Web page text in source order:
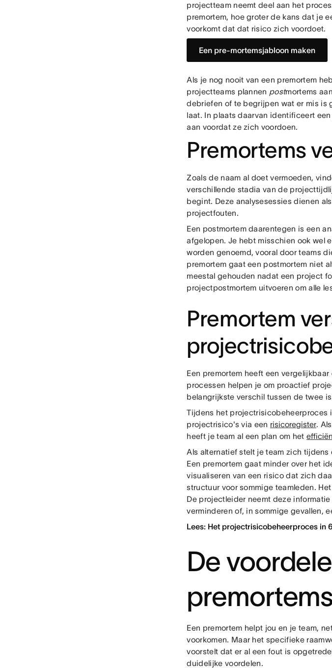
projectteam neemt deel aan het
premortem, hoe groter de kans dat je
voorkomt dat dat risico zich voordoet.
Een pre-mortemsjabloon maken
Als je nog nooit van een premortem
projectteams plannen postmortems
debriefen of te begrijpen wat er mis is
laat. In plaats daarvan identificeert een
aan voordat ze zich voordoen.
Premortems
Zoals de naam al doet vermoeden,
verschillende stadia van de
begint. Deze analysesessies dienen
projectfouten.
Een postmortem daarentegen is een
afgelopen. Je hebt misschien ook wel
worden genoemd, vooral door teams
premortem gaat een postmortem niet
meestal gehouden nadat een project
projectpostmortem uitvoeren om alle
Premortem
Een premortem heeft een vergelijkbaar
processen helpen je om proactief
belangrijkste verschil tussen de twee
Tijdens het
projectrisico's via een risicoregister.
heeft je team al een plan om het
Als alternatief stelt je team zich
Een premortem gaat minder over het
visualiseren van een risico dat zich
structuur voor sommige teamleden.
De projectleider neemt deze
verminderen of, in sommige gevallen,
Lees: Het projectrisicobeheerproces in
De
Een premortem helpt jou en je team,
voorkomen. Maar het specifieke
voorstelt dat er al een fout is
duidelijke voordelen.